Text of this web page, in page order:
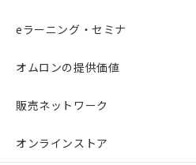
eラーニング・セミナ
オムロンの提供価値
販売ネットワーク
オンラインストア